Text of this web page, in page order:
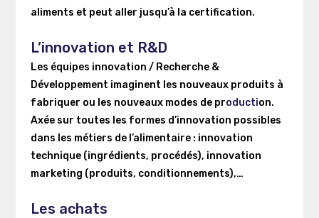
aliments et peut aller jusqu’à la certification.
L’innovation et R&D
Les équipes innovation / Recherche &
Développement imaginent les nouveaux produits à
fabriquer ou les nouveaux modes de production.
Axée sur toutes les formes d’innovation possibles
dans les métiers de l’alimentaire : innovation
technique (ingrédients, procédés), innovation
marketing (produits, conditionnements),…
Les achats